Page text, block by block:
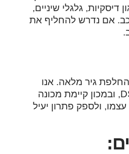
גלגלי שיניים,
אם נדרש להחליף את
גיר מלאה. אנו
מבצעים תיקון והחלפה של מוח גיר, מחשב גיר, סולנואידים ומכטרוניקס בתיבות DSG, ובמכון קיימת מכונה
ולספק פתרון יעיל